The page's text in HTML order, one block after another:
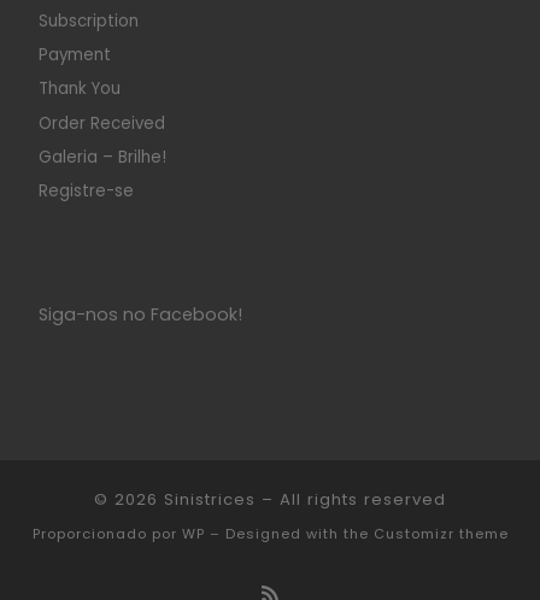
Subscription
Payment
Thank You
Order Received
Galeria – Brilhe!
Registre-se
Siga-nos no Facebook!
© 2026 Sinistrices – All rights reserved
Proporcionado por WP – Designed with the Customizr theme